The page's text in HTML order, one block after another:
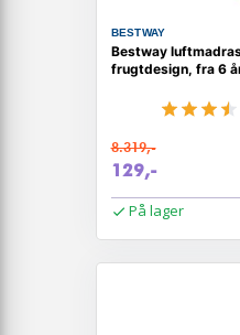
BESTWAY
Bestway
frugtdesign, fra 6
8.319,-
129,-
På lager